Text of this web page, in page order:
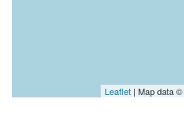
Leaflet | Map data ©